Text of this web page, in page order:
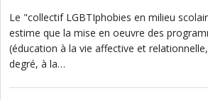
Le "collectif LGBTIphobies en milieu
estime que la mise en oeuvre des
(éducation à la vie affective et
degré, à la…